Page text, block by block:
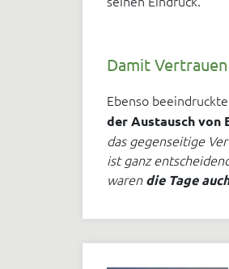
Damit
Ebenso
der Austausch von
das gegenseitige
ist ganz
warendie Tage